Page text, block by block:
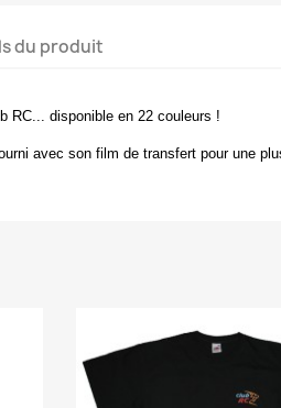
du produit
RC... disponible en 22 couleurs !
avec son film de transfert pour une